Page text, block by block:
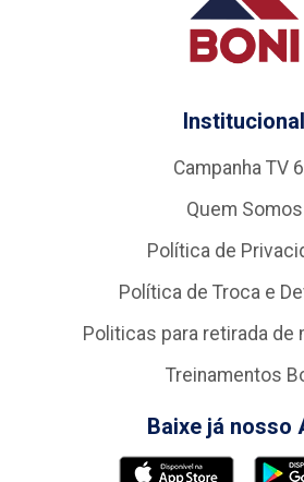
Institucional
Campanha TV
Quem Somos
Política de
Política de Troca e
Politicas para retirada de
Treinamentos
Baixe já nosso